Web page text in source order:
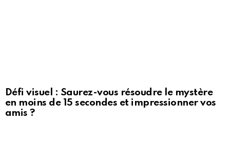
Défi visuel : Saurez-vous résoudre le mystère
en moins de 15 secondes et impressionner vos
amis ?